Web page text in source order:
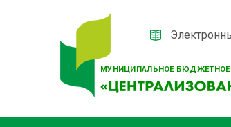
МУНИЦИПАЛЬНОЕ БЮДЖЕТНОЕ